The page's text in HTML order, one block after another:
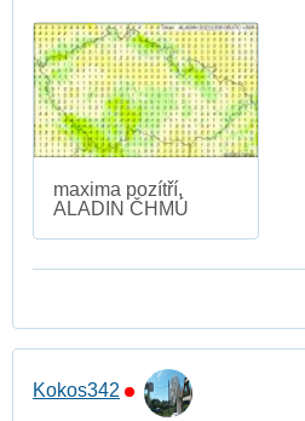
maxima pozítří,
ALADIN ČHMÚ
Kokos342